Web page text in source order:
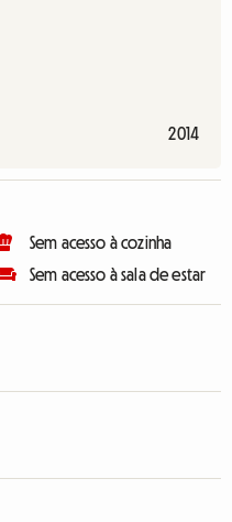
2014
Sem acesso à cozinha
Sem acesso à sala de estar